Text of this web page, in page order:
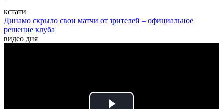
кстати
Динамо скрыло свои матчи от зрителей – официальное
решение клуба
видео дня